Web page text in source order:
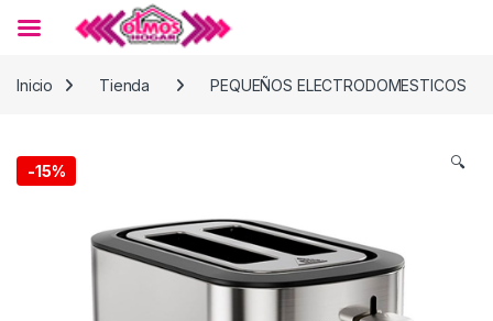
Inicio
Tienda PEQUEÑOS ELECTRODOMESTICOS
-15% 🔍